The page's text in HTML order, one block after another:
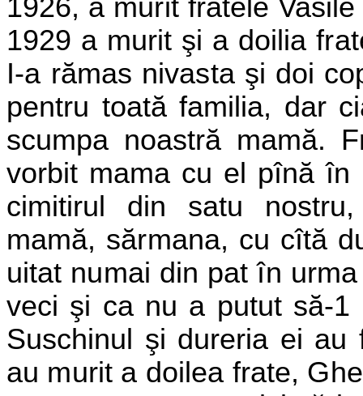
1926, a murit fratele
1929 a murit şi a doilia
I-a rămas nivasta şi doi
pentru toată familia, dar
scumpa noastră mamă.
vorbit mama cu el pînă în
cimitirul din satu
mamă, sărmana, cu cîtă
uitat numai din pat în
veci şi ca nu a putut să-1
Suschinul şi dureria ei
au murit a doilea frate,